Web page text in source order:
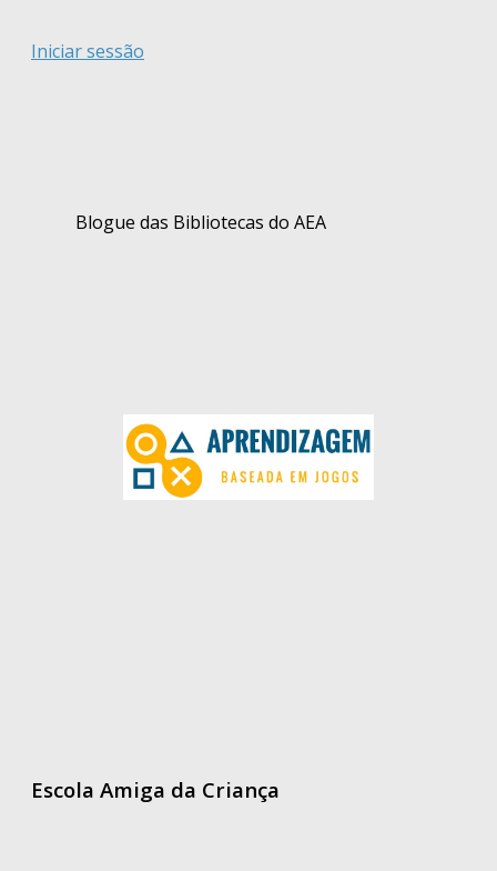
Iniciar sessão
Blogue das Bibliotecas do AEA
Escola Amiga da Criança